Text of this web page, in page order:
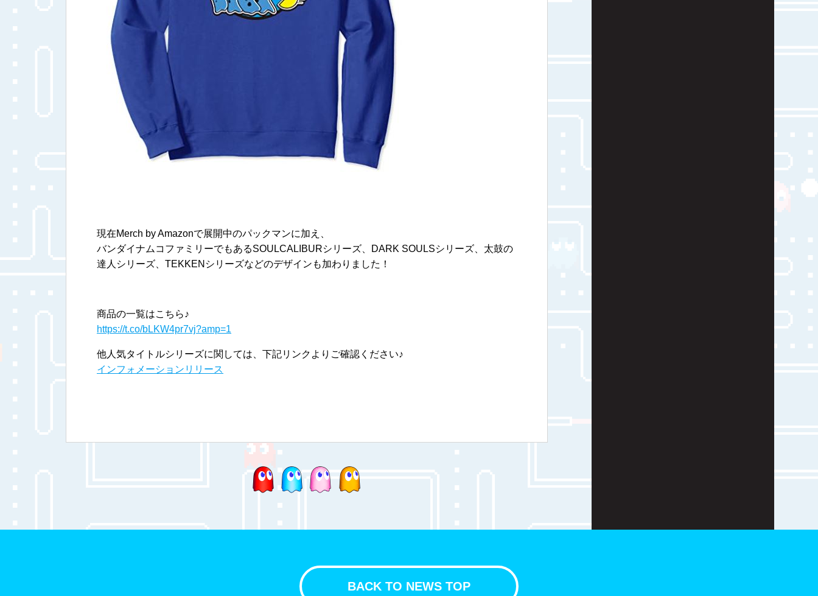
現在Merch by Amazonで展開中のパックマンに加え、
バンダイナムコファミリーでもあるSOULCALIBURシリーズ、DARK SOULSシリーズ、太鼓の
達人シリーズ、TEKKENシリーズなどのデザインも加わりました！
商品の一覧はこちら♪
https://t.co/bLKW4pr7vj?amp=1
他人気タイトルシリーズに関しては、下記リンクよりご確認ください♪
インフォメーションリリース
BACK TO NEWS TOP